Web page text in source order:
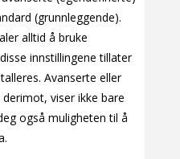
(grunnleggende).
alltid å bruke
innstillingene tillater
Avanserte eller
viser ikke bare
også muligheten til å